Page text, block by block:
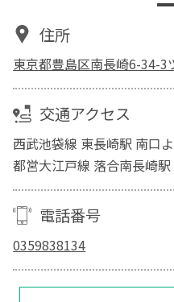
住所
東京都豊島区南長崎6-34-
交通アクセス
西武池袋線 東長崎駅 南口
都営大江戸線 落合南長崎
電話番号
0359838134